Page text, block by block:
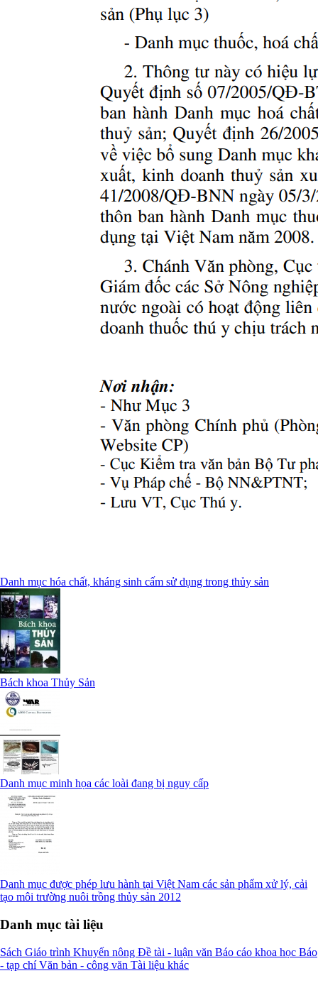
Danh mục hóa chất, kháng sinh cấm sử dụng trong thủy sản
Bách khoa Thủy Sản
Danh mục minh họa các loài đang bị nguy cấp
Danh mục được phép lưu hành tại Việt Nam các sản phẩm xử lý, cải
tạo môi trường nuôi trồng thủy sản 2012
Danh mục tài liệu
Sách Giáo trình Khuyến nông Đề tài - luận văn Báo cáo khoa học Báo
- tạp chíVăn bản - công văn Tài liệu khác